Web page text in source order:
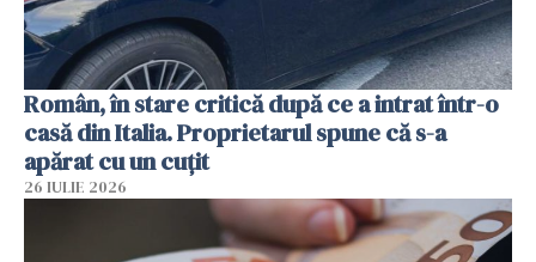
Român, în stare critică după ce a intrat într-o
casă din Italia. Proprietarul spune că s-a
apărat cu un cuțit
26 IULIE 2026